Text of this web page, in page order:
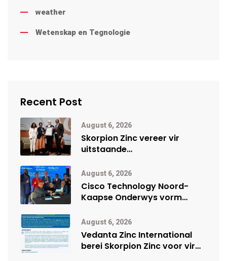
weather
Wetenskap en Tegnologie
Recent Post
August 6, 2026
Skorpion Zinc vereer vir
uitstaande
Namibië Mynbou Ekspo
August 6, 2026
Cisco Technology Noord-
Kaapse Onderwys vorm
vennootskap
August 6, 2026
Vedanta Zinc International
berei Skorpion Zinc voor vir